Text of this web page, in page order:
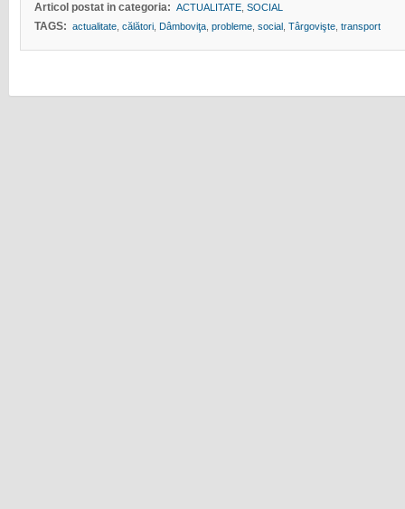
Articol postat in categoria: ACTUALITATE, SOCIAL
TAGS: actualitate, călători, Dâmboviţa, probleme, social, Târgovişte, transport